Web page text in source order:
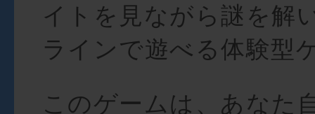
イトを見ながら謎を解
ラインで遊べる体験型
このゲームは、あなた